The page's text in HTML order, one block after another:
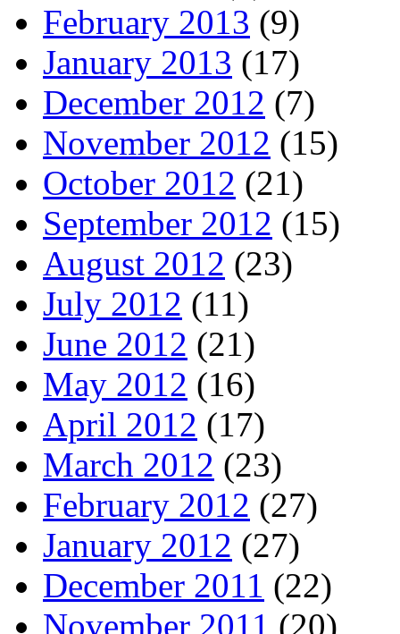
February 2013 (9)
January 2013 (17)
December 2012 (7)
November 2012 (15)
October 2012 (21)
September 2012 (15)
August 2012 (23)
July 2012 (11)
June 2012 (21)
May 2012 (16)
April 2012 (17)
March 2012 (23)
February 2012 (27)
January 2012 (27)
December 2011 (22)
November 2011 (20)